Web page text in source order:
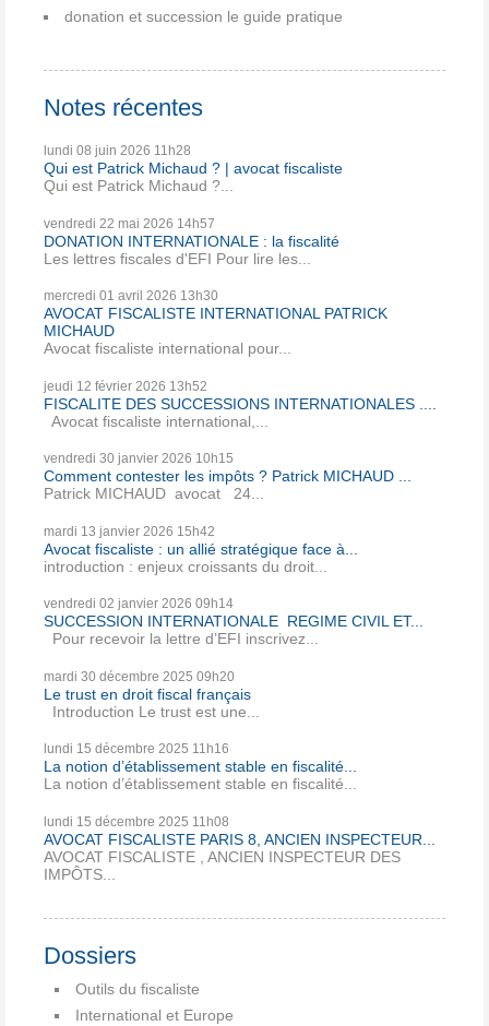
donation et succession le guide pratique
Notes récentes
lundi 08 juin 2026 11h28
Qui est Patrick Michaud ? | avocat fiscaliste
Qui est Patrick Michaud ?...
vendredi 22 mai 2026 14h57
DONATION INTERNATIONALE : la fiscalité
Les lettres fiscales d'EFI Pour lire les...
mercredi 01 avril 2026 13h30
AVOCAT FISCALISTE INTERNATIONAL PATRICK
MICHAUD
Avocat fiscaliste international pour...
jeudi 12 février 2026 13h52
FISCALITE DES SUCCESSIONS INTERNATIONALES ....
Avocat fiscaliste international,...
vendredi 30 janvier 2026 10h15
Comment contester les impôts ? Patrick MICHAUD ...
Patrick MICHAUD avocat 24...
mardi 13 janvier 2026 15h42
Avocat fiscaliste : un allié stratégique face à...
introduction : enjeux croissants du droit...
vendredi 02 janvier 2026 09h14
SUCCESSION INTERNATIONALE REGIME CIVIL ET...
Pour recevoir la lettre d’EFI inscrivez...
mardi 30 décembre 2025 09h20
Le trust en droit fiscal français
Introduction Le trust est une...
lundi 15 décembre 2025 11h16
La notion d’établissement stable en fiscalité...
La notion d’établissement stable en fiscalité...
lundi 15 décembre 2025 11h08
AVOCAT FISCALISTE PARIS 8, ANCIEN INSPECTEUR...
AVOCAT FISCALISTE , ANCIEN INSPECTEUR DES
IMPÔTS...
Dossiers
Outils du fiscaliste
International et Europe